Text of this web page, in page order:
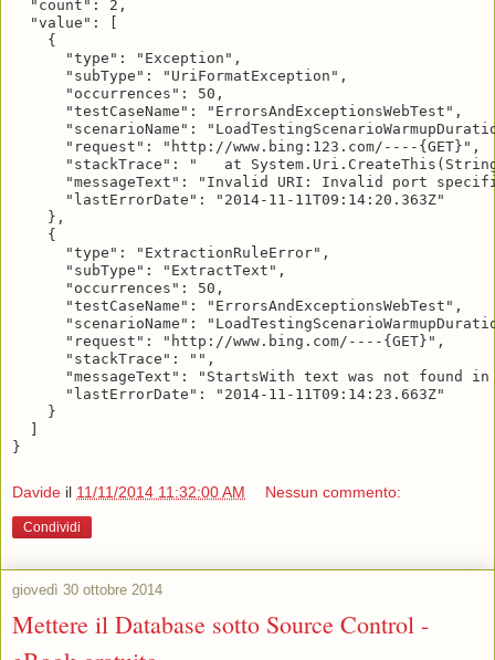
  "count": 2,
  "value": [
    {
      "type": "Exception",
      "subType": "UriFormatException",
      "occurrences": 50,
      "testCaseName": "ErrorsAndExceptionsWebTest",
"scenarioName":
      "request": "http://www.bing:123.com/----{GET}",
"stackTrace": "   at
"messageText": "Invalid URI: Invalid port
      "lastErrorDate": "2014-11-11T09:14:20.363Z"
    },
    {
      "type": "ExtractionRuleError",
      "subType": "ExtractText",
      "occurrences": 50,
      "testCaseName": "ErrorsAndExceptionsWebTest",
"scenarioName":
      "request": "http://www.bing.com/----{GET}",
      "stackTrace": "",
"messageText": "StartsWith text was not found in
      "lastErrorDate": "2014-11-11T09:14:23.663Z"
    }
Davide il 11/11/2014 11:32:00 AM Nessun commento:
Condividi
giovedì 30 ottobre 2014
Mettere il Database sotto Source Control -